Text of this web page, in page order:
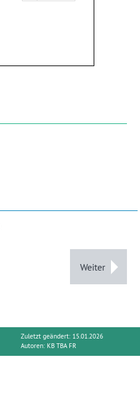
Weiter
Zuletzt geändert: 15.01.2026
Autoren: KB TBA FR